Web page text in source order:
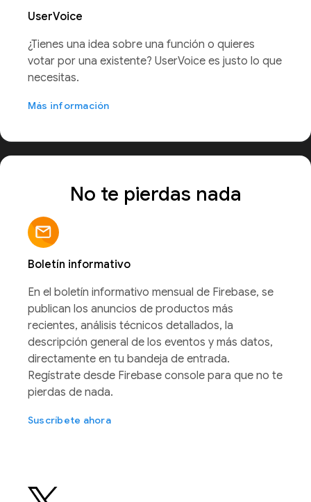
UserVoice
¿Tienes una idea sobre una función o quieres
votar por una existente? UserVoice es justo lo que
necesitas.
Más información
No te pierdas nada
Boletín informativo
En el boletín informativo mensual de Firebase, se
publican los anuncios de productos más
recientes, análisis técnicos detallados, la
descripción general de los eventos y más datos,
directamente en tu bandeja de entrada.
Regístrate desde Firebase console para que no te
pierdas de nada.
Suscríbete ahora